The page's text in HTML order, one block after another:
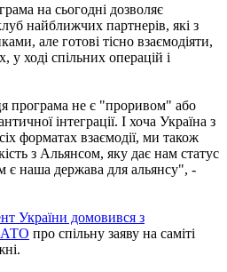
на сьогодні дозволяє
найближчих партнерів, які з
але готові тісно взаємодіяти,
у ході спільних операцій і
програма не є "проривом" або
інтеграції. І хоча Україна з
форматах взаємодії, ми також
з Альянсом, яку дає нам статус
є наша держава для альянсу", -
України домовився з
про спільну заяву на саміті